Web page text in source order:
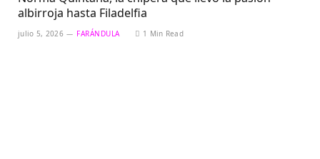
albirroja hasta Filadelfia
julio 5, 2026 FARÁNDULA 1 Min Read